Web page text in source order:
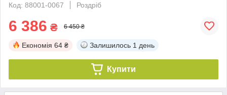
Код: 88001-0067
Роздріб
6 386 ₴ 6 450 ₴
Економія 64 ₴ Залишилось 1 день
Купити